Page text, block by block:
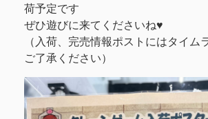
荷予定です
ぜひ遊びに来てくださいね♥
（入荷、完売情報ポストにはタイム
ご了承ください）